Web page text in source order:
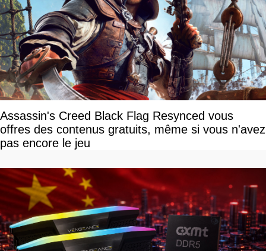
Assassin's Creed Black Flag Resynced vous
offres des contenus gratuits, même si vous n'avez
pas encore le jeu